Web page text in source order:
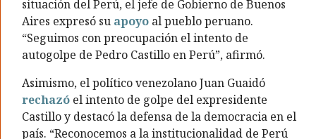
situación del Perú, el jefe de Gobierno de Buenos
Aires expresó su apoyo al pueblo peruano.
“Seguimos con preocupación el intento de
autogolpe de Pedro Castillo en Perú”, afirmó.
Asimismo, el político venezolano Juan Guaidó
rechazó el intento de golpe del expresidente
Castillo y destacó la defensa de la democracia en el
país. “Reconocemos a la institucionalidad de Perú